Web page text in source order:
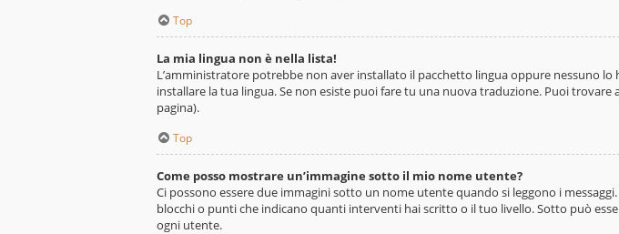
Top
La mia lingua non è nella lista!
L’amministratore potrebbe non aver installato il pacchetto lingua oppure nessuno
installare la tua lingua. Se non esiste puoi fare tu una nuova traduzione. Puoi
pagina).
Top
Come posso mostrare un’immagine sotto il mio nome utente?
Ci possono essere due immagini sotto un nome utente quando si leggono i
blocchi o punti che indicano quanti interventi hai scritto o il tuo livello. Sotto può
ogni utente.